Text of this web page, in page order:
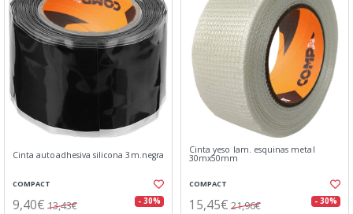
Cinta autoadhesiva silicona 3m.negra
COMPACT
9,40€ 13,43€ - 30%
Cinta yeso lam. esquinas metal
30mx50mm
COMPACT
15,45€ 21,96€ - 30%